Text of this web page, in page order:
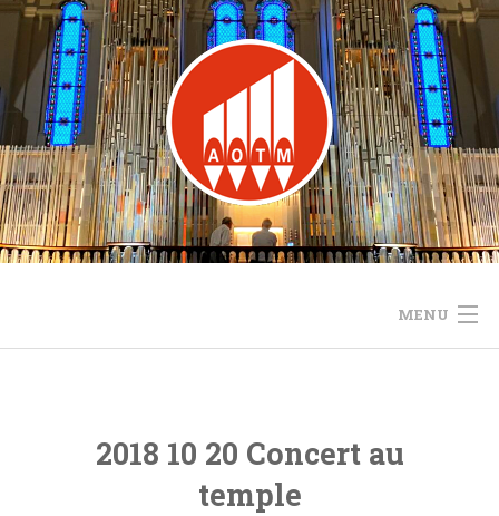
Skip
content
MENU
LE PROJET2018 10 20 Concert au
temple